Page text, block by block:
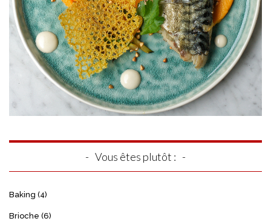
Vous êtes plutôt :
Baking (4)
Brioche (6)